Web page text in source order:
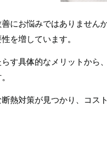
にお悩みではありません
を増しています。
す具体的なメリットから
熱対策が見つかり、コス